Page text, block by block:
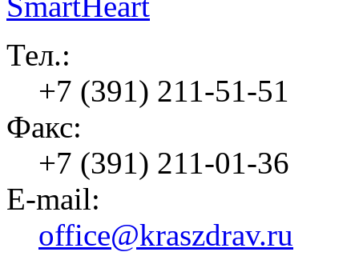
Тел.:
+7 (391) 211-51-51
Факс:
+7 (391) 211-01-36
E-mail:
office@kraszdrav.ru